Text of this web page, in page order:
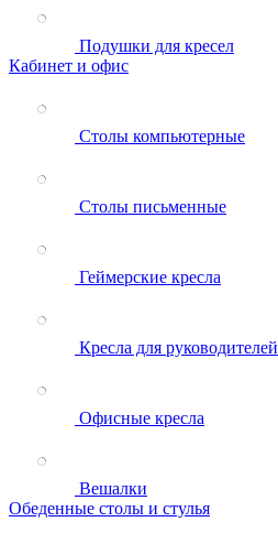
Подушки для кресел
Кабинет и офис
Столы компьютерные
Столы письменные
Геймерские кресла
Кресла для руководителей
Офисные кресла
Вешалки
Обеденные столы и стулья